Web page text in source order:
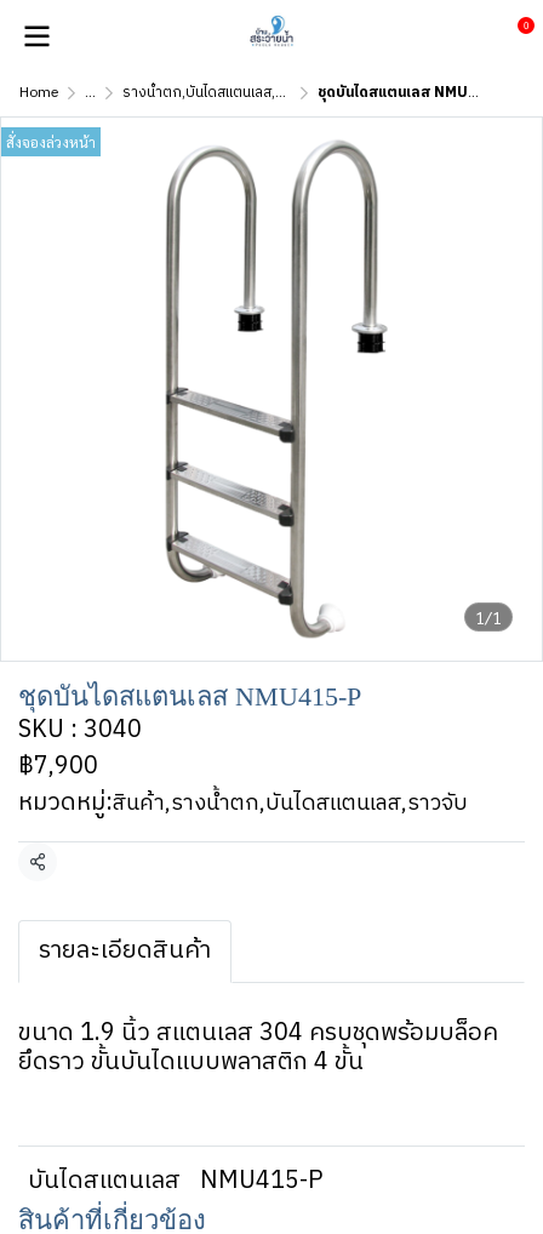
0
Home ... รางน้ำตก,บันไดสแตนเลส,ราวจับ ชุดบันไดสแตนเลส NMU415-P
1/1
สั่งจองล่วงหน้า
ชุดบันไดสแตนเลส NMU415-P
SKU : 3040
฿7,900
หมวดหมู่:สินค้า,รางน้ำตก,บันไดสแตนเลส,ราวจับ
แชร์
รายละเอียดสินค้า
ขนาด 1.9 นิ้ว สแตนเลส 304 ครบชุดพร้อมบล็อค
ยึดราว ขั้นบันไดแบบพลาสติก 4 ขั้น
บันไดสแตนเลส NMU415-P
สินค้าที่เกี่ยวข้อง